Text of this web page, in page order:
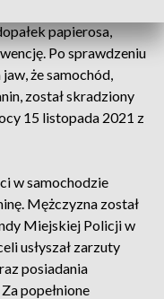
papierosa,
Po sprawdzeniu
że samochód,
został skradziony
15 listopada 2021 z
w samochodzie
Mężczyzna został
Miejskiej Policji w
usłyszał zarzuty
posiadania
popełnione